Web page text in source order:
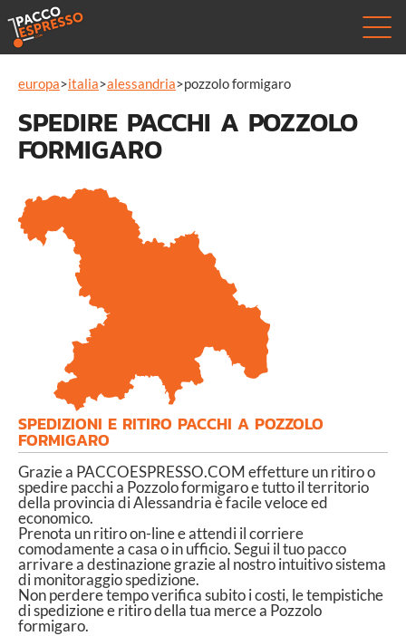
europa>italia>alessandria>pozzolo formigaro
SPEDIRE PACCHI A POZZOLO
FORMIGARO
SPEDIZIONI E RITIRO PACCHI A POZZOLO
FORMIGARO
Grazie a PACCOESPRESSO.COM effetture un ritiro o
spedire pacchi a Pozzolo formigaro e tutto il territorio
della provincia di Alessandria è facile veloce ed
economico.
Prenota un ritiro on-line e attendi il corriere
comodamente a casa o in ufficio. Segui il tuo pacco
arrivare a destinazione grazie al nostro intuitivo sistema
di monitoraggio spedizione.
Non perdere tempo verifica subito i costi, le tempistiche
di spedizione e ritiro della tua merce a Pozzolo
formigaro.